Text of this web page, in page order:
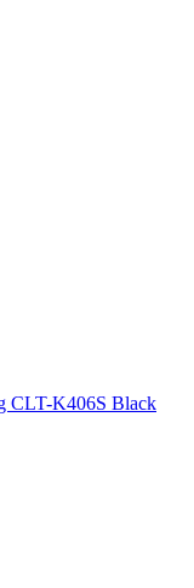
CLT-K406S Black